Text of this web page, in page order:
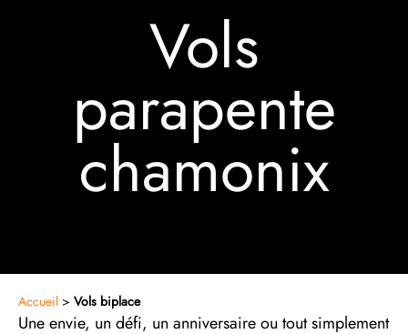
Vols
parapente
chamonix
Accueil > Vols biplace
Une envie, un défi, un anniversaire ou tout simplement